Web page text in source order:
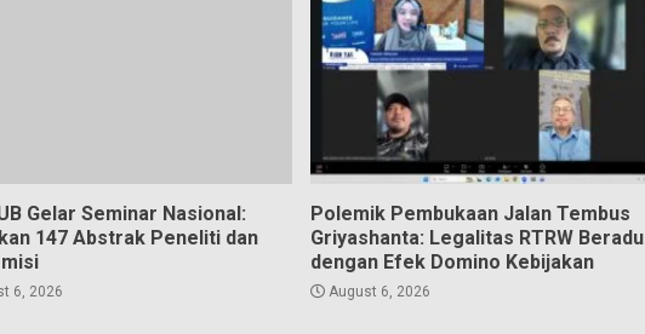
Gelar Seminar Nasional:
147 Abstrak Peneliti dan
6, 2026
Polemik Pembukaan Jalan Tembus
Griyashanta: Legalitas RTRW Beradu
dengan Efek Domino Kebijakan
August 6, 2026